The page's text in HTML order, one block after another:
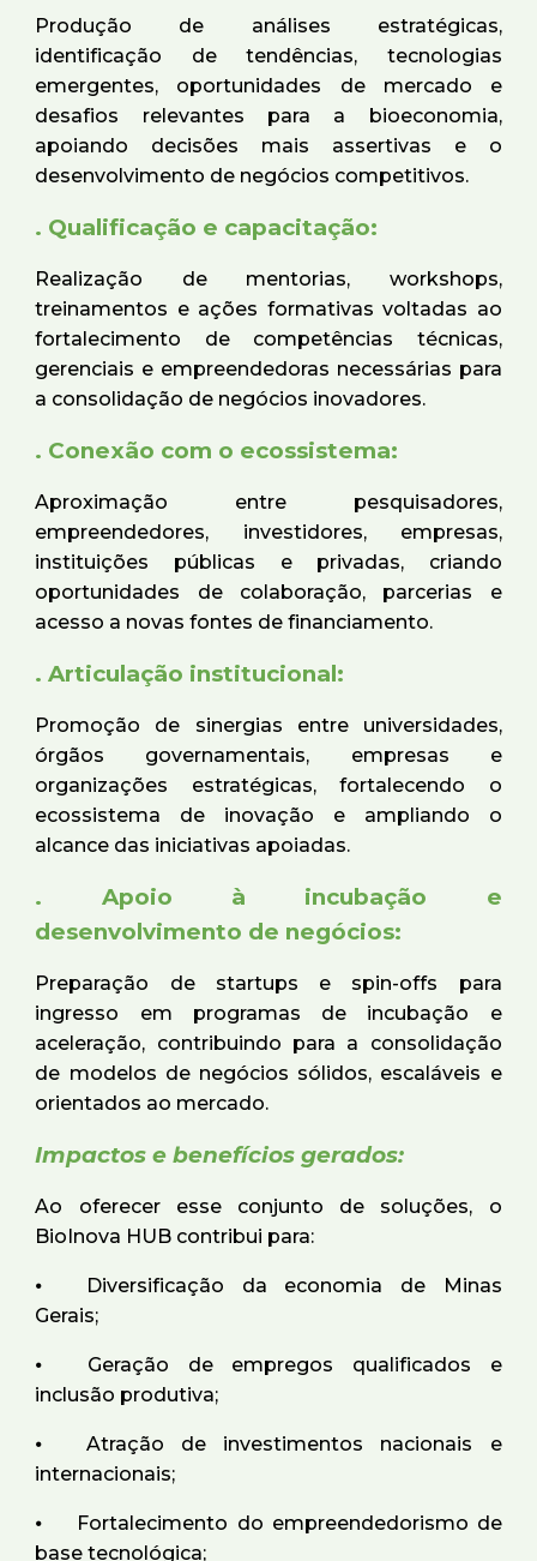
Produção de análises estratégicas,
identificação de tendências, tecnologias
emergentes, oportunidades de mercado e
desafios relevantes para a bioeconomia,
apoiando decisões mais assertivas e o
desenvolvimento de negócios competitivos.
. Qualificação e capacitação:
Realização de mentorias, workshops,
treinamentos e ações formativas voltadas ao
fortalecimento de competências técnicas,
gerenciais e empreendedoras necessárias para
a consolidação de negócios inovadores.
. Conexão com o ecossistema:
Aproximação entre pesquisadores,
empreendedores, investidores, empresas,
instituições públicas e privadas, criando
oportunidades de colaboração, parcerias e
acesso a novas fontes de financiamento.
. Articulação institucional:
Promoção de sinergias entre universidades,
órgãos governamentais, empresas e
organizações estratégicas, fortalecendo o
ecossistema de inovação e ampliando o
alcance das iniciativas apoiadas.
. Apoio à incubação e
desenvolvimento de negócios:
Preparação de startups e spin-offs para
ingresso em programas de incubação e
aceleração, contribuindo para a consolidação
de modelos de negócios sólidos, escaláveis e
orientados ao mercado.
Impactos e benefícios gerados:
Ao oferecer esse conjunto de soluções, o
BioInova HUB contribui para:
⦁
Diversificação da economia de Minas
Gerais;
⦁
Geração de empregos qualificados e
inclusão produtiva;
⦁
Atração de investimentos nacionais e
internacionais;
⦁
Fortalecimento do empreendedorismo de
base tecnológica;